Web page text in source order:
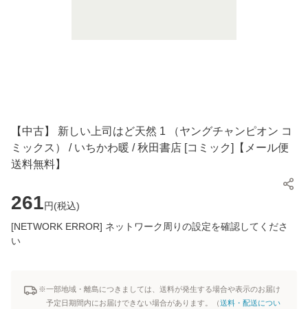
【中古】 新しい上司はど天然 1 （ヤングチャンピオン コ
ミックス） / いちかわ暖 / 秋田書店 [コミック]【メール便
送料無料】
261円(税込)
[NETWORK ERROR] ネットワーク周りの設定を確認してくださ
い
※一部地域・離島につきましては、送料が発生する場合や表示のお届け
予定日期間内にお届けできない場合があります。（送料・配送につい